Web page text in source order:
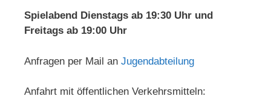
Spielabend Dienstags ab 19:30 Uhr und
Freitags ab 19:00 Uhr
Anfragen per Mail an Jugendabteilung
Anfahrt mit öffentlichen Verkehrsmitteln: